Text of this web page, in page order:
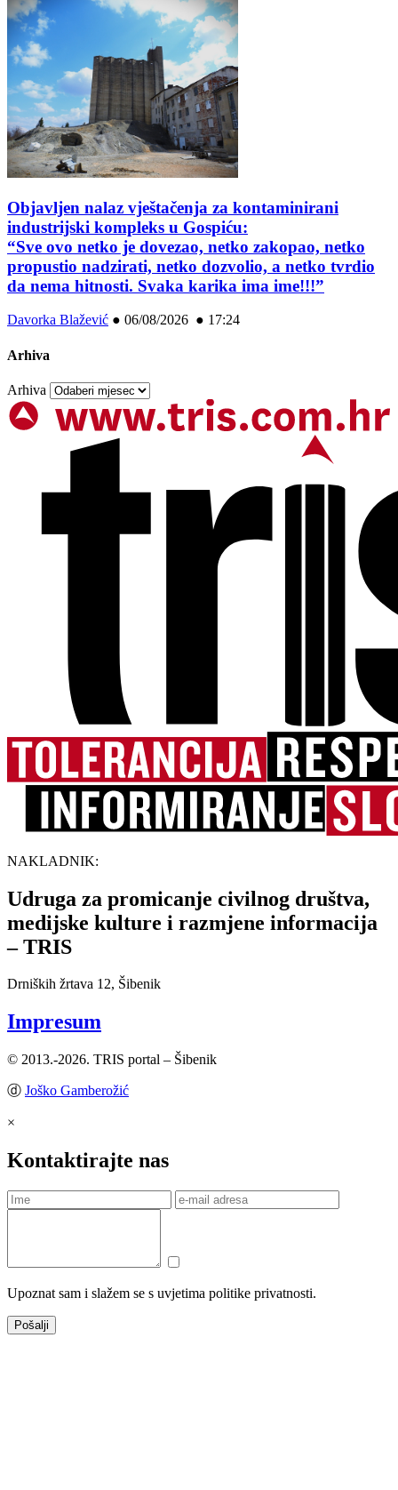
Objavljen nalaz vještačenja za kontaminirani
industrijski kompleks u Gospiću:
“Sve ovo netko je dovezao, netko zakopao, netko
propustio nadzirati, netko dozvolio, a netko tvrdio
da nema hitnosti. Svaka karika ima ime!!!”
Davorka Blažević ● 06/08/2026 ● 17:24
Arhiva
Arhiva
NAKLADNIK:
Udruga za promicanje civilnog društva,
medijske kulture i razmjene informacija
– TRIS
Drniških žrtava 12, Šibenik
Impresum
© 2013.-2026. TRIS portal – Šibenik
ⓓ Joško Gamberožić
×
Kontaktirajte nas
Upoznat sam i slažem se s uvjetima politike privatnosti.
Pošalji